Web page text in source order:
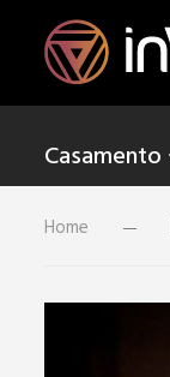
Casamento
Home